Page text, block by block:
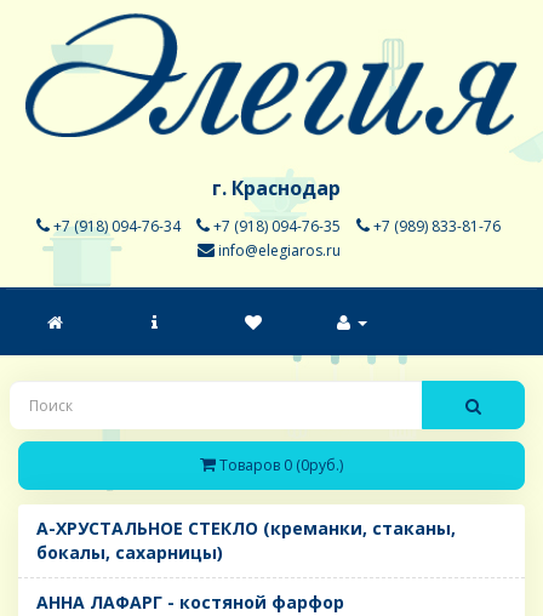
г. Краснодар
+7 (918) 094-76-34 +7 (918) 094-76-35
+7 (989) 833-81-76
info@elegiaros.ru
Товаров 0 (0руб.)
A-ХРУСТАЛЬНОЕ СТЕКЛО (креманки, стаканы,
бокалы, сахарницы)
AHHA ЛАФАРГ - костяной фарфор